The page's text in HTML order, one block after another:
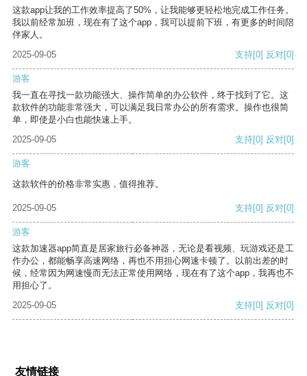
这款app让我的工作效率提高了50%，让我能够更轻松地完成工作任务。
我以前经常加班，现在有了这个app，我可以提前下班，有更多的时间陪
伴家人。
2025-09-05
支持[0] 反对[0]
游客
我一直在寻找一款功能强大、操作简单的办公软件，终于找到了它。这
款软件的功能非常强大，可以满足我日常办公的所有需求。操作也很简
单，即使是小白也能快速上手。
2025-09-05
支持[0] 反对[0]
游客
这款软件的价格非常实惠，值得推荐。
2025-09-05 支持[0] 反对[0]
游客
这款加速器app简直是居家旅行必备神器，无论是看视频、玩游戏还是工
作办公，都能畅享高速网络，再也不用担心网速卡顿了。以前出差的时
候，经常因为网速慢而无法正常使用网络，现在有了这个app，我再也不
用担心了。
2025-09-05
支持[0] 反对[0]
友情链接